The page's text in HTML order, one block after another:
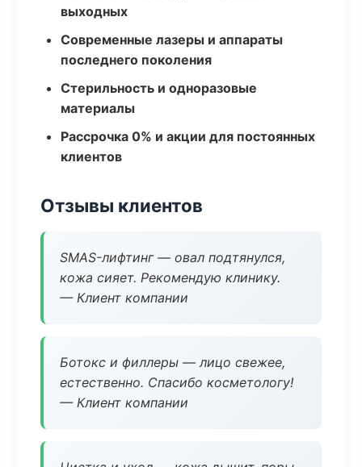
выходных
Современные лазеры и аппараты
последнего поколения
Стерильность и одноразовые
материалы
Рассрочка 0% и акции для постоянных
клиентов
Отзывы клиентов
SMAS-лифтинг — овал подтянулся,
кожа сияет. Рекомендую клинику.
— Клиент компании
Ботокс и филлеры — лицо свежее,
естественно. Спасибо косметологу!
— Клиент компании